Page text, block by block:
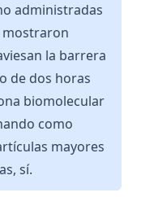
administradas
mostraron
la barrera
de dos horas
biomolecular
como
mayores
sí.